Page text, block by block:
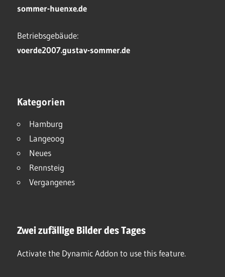
sommer-huenxe.de
Betriebsgebäude:
voerde2007.gustav-sommer.de
Kategorien
Hamburg
Langeoog
Neues
Rennsteig
Vergangenes
Zwei zufällige Bilder des Tages
Activate the Dynamic Addon to use this feature.